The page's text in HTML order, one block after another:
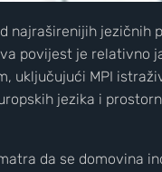
najraširenijih
povijest je relativno
uključujući MPI
jezika i
da se domovina